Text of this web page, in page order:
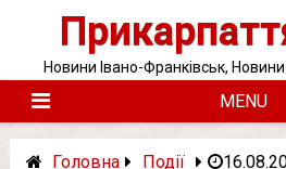
Новини Івано-Франківськ,
MENU
Головна Події